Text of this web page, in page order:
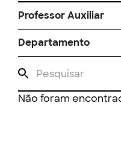
Professor Auxiliar
Departamento
Não foram